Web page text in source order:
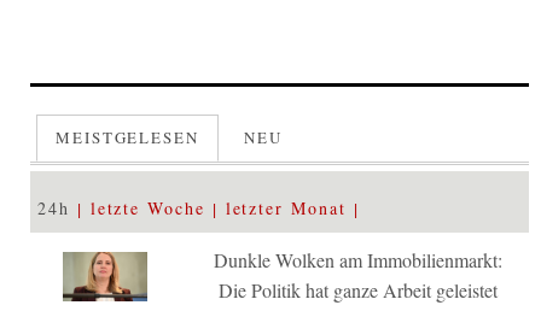
MEISTGELESEN NEU
24h letzte Woche letzter Monat
Dunkle Wolken am Immobilienmarkt:
Die Politik hat ganze Arbeit geleistet